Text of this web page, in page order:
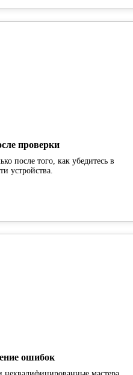
проверки
после того, как убедитесь в
устройства.
ошибок